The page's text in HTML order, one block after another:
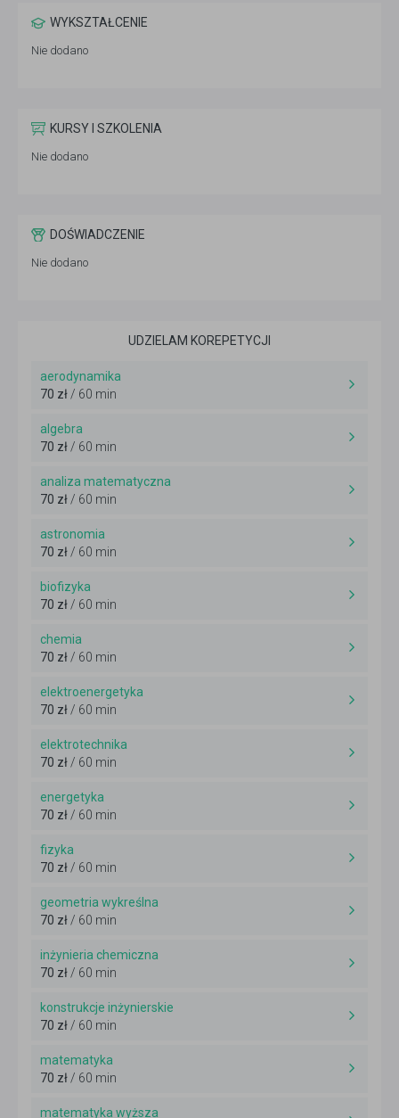
WYKSZTAŁCENIE
Nie dodano
KURSY I SZKOLENIA
Nie dodano
DOŚWIADCZENIE
Nie dodano
UDZIELAM KOREPETYCJI
aerodynamika
70 zł / 60 min
algebra
70 zł / 60 min
analiza matematyczna
70 zł / 60 min
astronomia
70 zł / 60 min
biofizyka
70 zł / 60 min
chemia
70 zł / 60 min
elektroenergetyka
70 zł / 60 min
elektrotechnika
70 zł / 60 min
energetyka
70 zł / 60 min
fizyka
70 zł / 60 min
geometria wykreślna
70 zł / 60 min
inżynieria chemiczna
70 zł / 60 min
konstrukcje inżynierskie
70 zł / 60 min
matematyka
70 zł / 60 min
matematyka wyższa